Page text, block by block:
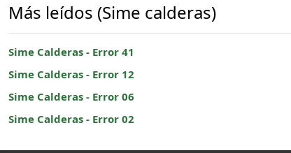
Más leídos (Sime calderas)
Sime Calderas - Error 41
Sime Calderas - Error 12
Sime Calderas - Error 06
Sime Calderas - Error 02